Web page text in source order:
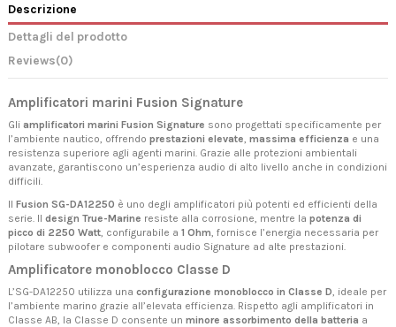
Descrizione
Dettagli del prodotto
Reviews(0)
Amplificatori marini Fusion Signature
Gli amplificatori marini Fusion Signature sono progettati specificamente per
l’ambiente nautico, offrendo prestazioni elevate, massima efficienza e una
resistenza superiore agli agenti marini. Grazie alle protezioni ambientali
avanzate, garantiscono un’esperienza audio di alto livello anche in condizioni
difficili.
Il Fusion SG-DA12250 è uno degli amplificatori più potenti ed efficienti della
serie. Il design True-Marine resiste alla corrosione, mentre la potenza di
picco di 2250 Watt, configurabile a 1 Ohm, fornisce l’energia necessaria per
pilotare subwoofer e componenti audio Signature ad alte prestazioni.
Amplificatore monoblocco Classe D
L’SG-DA12250 utilizza una configurazione monoblocco in Classe D, ideale per
l’ambiente marino grazie all’elevata efficienza. Rispetto agli amplificatori in
Classe AB, la Classe D consente un minore assorbimento della batteria a